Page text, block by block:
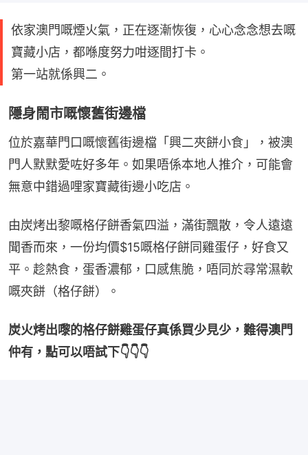
依家澳門嘅煙火氣，正在逐漸恢復，心心念念想去嘅
寶藏小店，都喺度努力咁逐間打卡。
第一站就係興二。
隱身鬧市嘅懷舊街邊檔
位於嘉華門口嘅懷舊街邊檔「興二夾餅小食」，被澳
門人默默愛咗好多年。如果唔係本地人推介，可能會
無意中錯過哩家寶藏街邊小吃店。
由炭烤出黎嘅格仔餅香氣四溢，滿街飄散，令人遠遠
聞香而來，一份均價$15嘅格仔餅同雞蛋仔，好食又
平。趁熱食，蛋香濃郁，口感焦脆，唔同於尋常濕軟
嘅夾餅（格仔餅）。
炭火烤出嚟的格仔餅雞蛋仔真係買少見少，難得澳門
仲有，點可以唔試下👇👇👇